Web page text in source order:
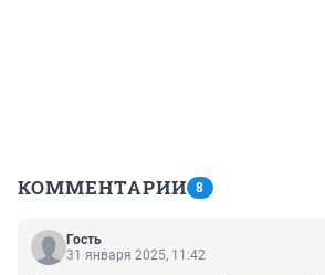
КОММЕНТАРИИ 8
Гость
31 января 2025, 11:42